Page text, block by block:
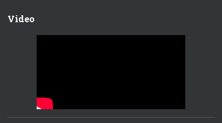
Video